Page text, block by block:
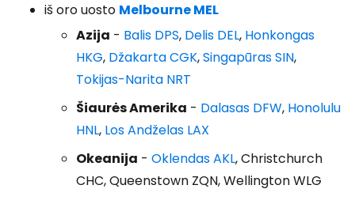
iš oro uosto Melbourne MEL
Azija - Balis DPS, Delis DEL, Honkongas
HKG, Džakarta CGK,Singapūras SIN,
Tokijas-Narita NRT
Šiaurės Amerika - Dalasas DFW, Honolulu
HNL, Los Andželas LAX
Okeanija - Oklendas AKL, Christchurch
CHC, Queenstown ZQN, Wellington WLG